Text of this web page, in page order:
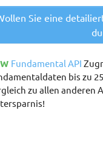
Sie eine
Fundamental API
bis zu
zu allen anderen